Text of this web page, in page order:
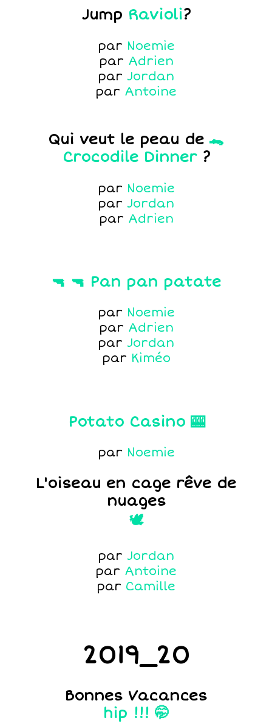
Jump Ravioli?
par Noemie
par Adrien
par Jordan
par Antoine
Qui veut le peau de 🐊
Crocodile Dinner ?
par Noemie
par Jordan
par Adrien
🔫 🔫 Pan pan patate
par Noemie
par Adrien
par Jordan
par Kiméo
Potato Casino 🎰
par Noemie
L'oiseau en cage rêve de
nuages
🕊️
par Jordan
par Antoine
par Camille
2019_20
Bonnes Vacances
hip !!! 🤭